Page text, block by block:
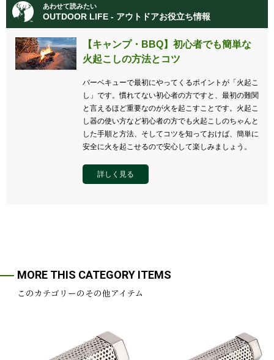
あわせて読みたい
OUTDOOR LIFE - アウトドアお役立ち情報
【キャンプ・BBQ】初心者でも簡単な
火起こしの方法とコツ
バーベキューで最初にやってくるポイントが「火起こ
し」です。慣れてない初心者の方ですと、最初の難関
と言えるほど重要なのが火を起こすことです。火起こ
し器の使い方など初心者の方でも火起こしのちゃんと
した手順と方法、そしてコツを知っておけば、簡単に
安全に火を起こせるので安心して楽しみましょう。
詳しく見る
MORE THIS CATEGORY ITEMS
このカテゴリーのその他アイテム